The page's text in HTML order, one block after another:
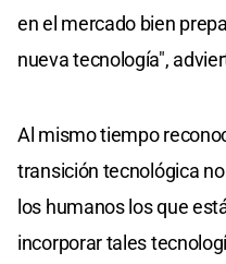
en el mercado bien
nueva tecnología",
Al mismo tiempo
transición tecnológica
los humanos los que
incorporar tales